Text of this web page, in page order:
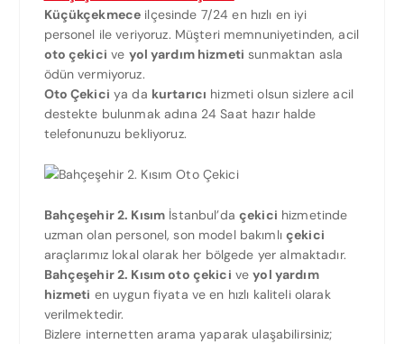
Küçükçekmece ilçesinde 7/24 en hızlı en iyi
personel ile veriyoruz. Müşteri memnuniyetinden, acil
oto çekici ve yol yardım hizmeti sunmaktan asla
ödün vermiyoruz.
Oto Çekici ya da kurtarıcı hizmeti olsun sizlere acil
destekte bulunmak adına 24 Saat hazır halde
telefonunuzu bekliyoruz.
Bahçeşehir 2. Kısım İstanbul’daçekici hizmetinde
uzman olan personel, son model bakımlı çekici
araçlarımız lokal olarak her bölgede yer almaktadır.
Bahçeşehir 2. Kısım oto çekici veyol yardım
hizmeti en uygun fiyata ve en hızlı kaliteli olarak
verilmektedir.
Bizlere internetten arama yaparak ulaşabilirsiniz;